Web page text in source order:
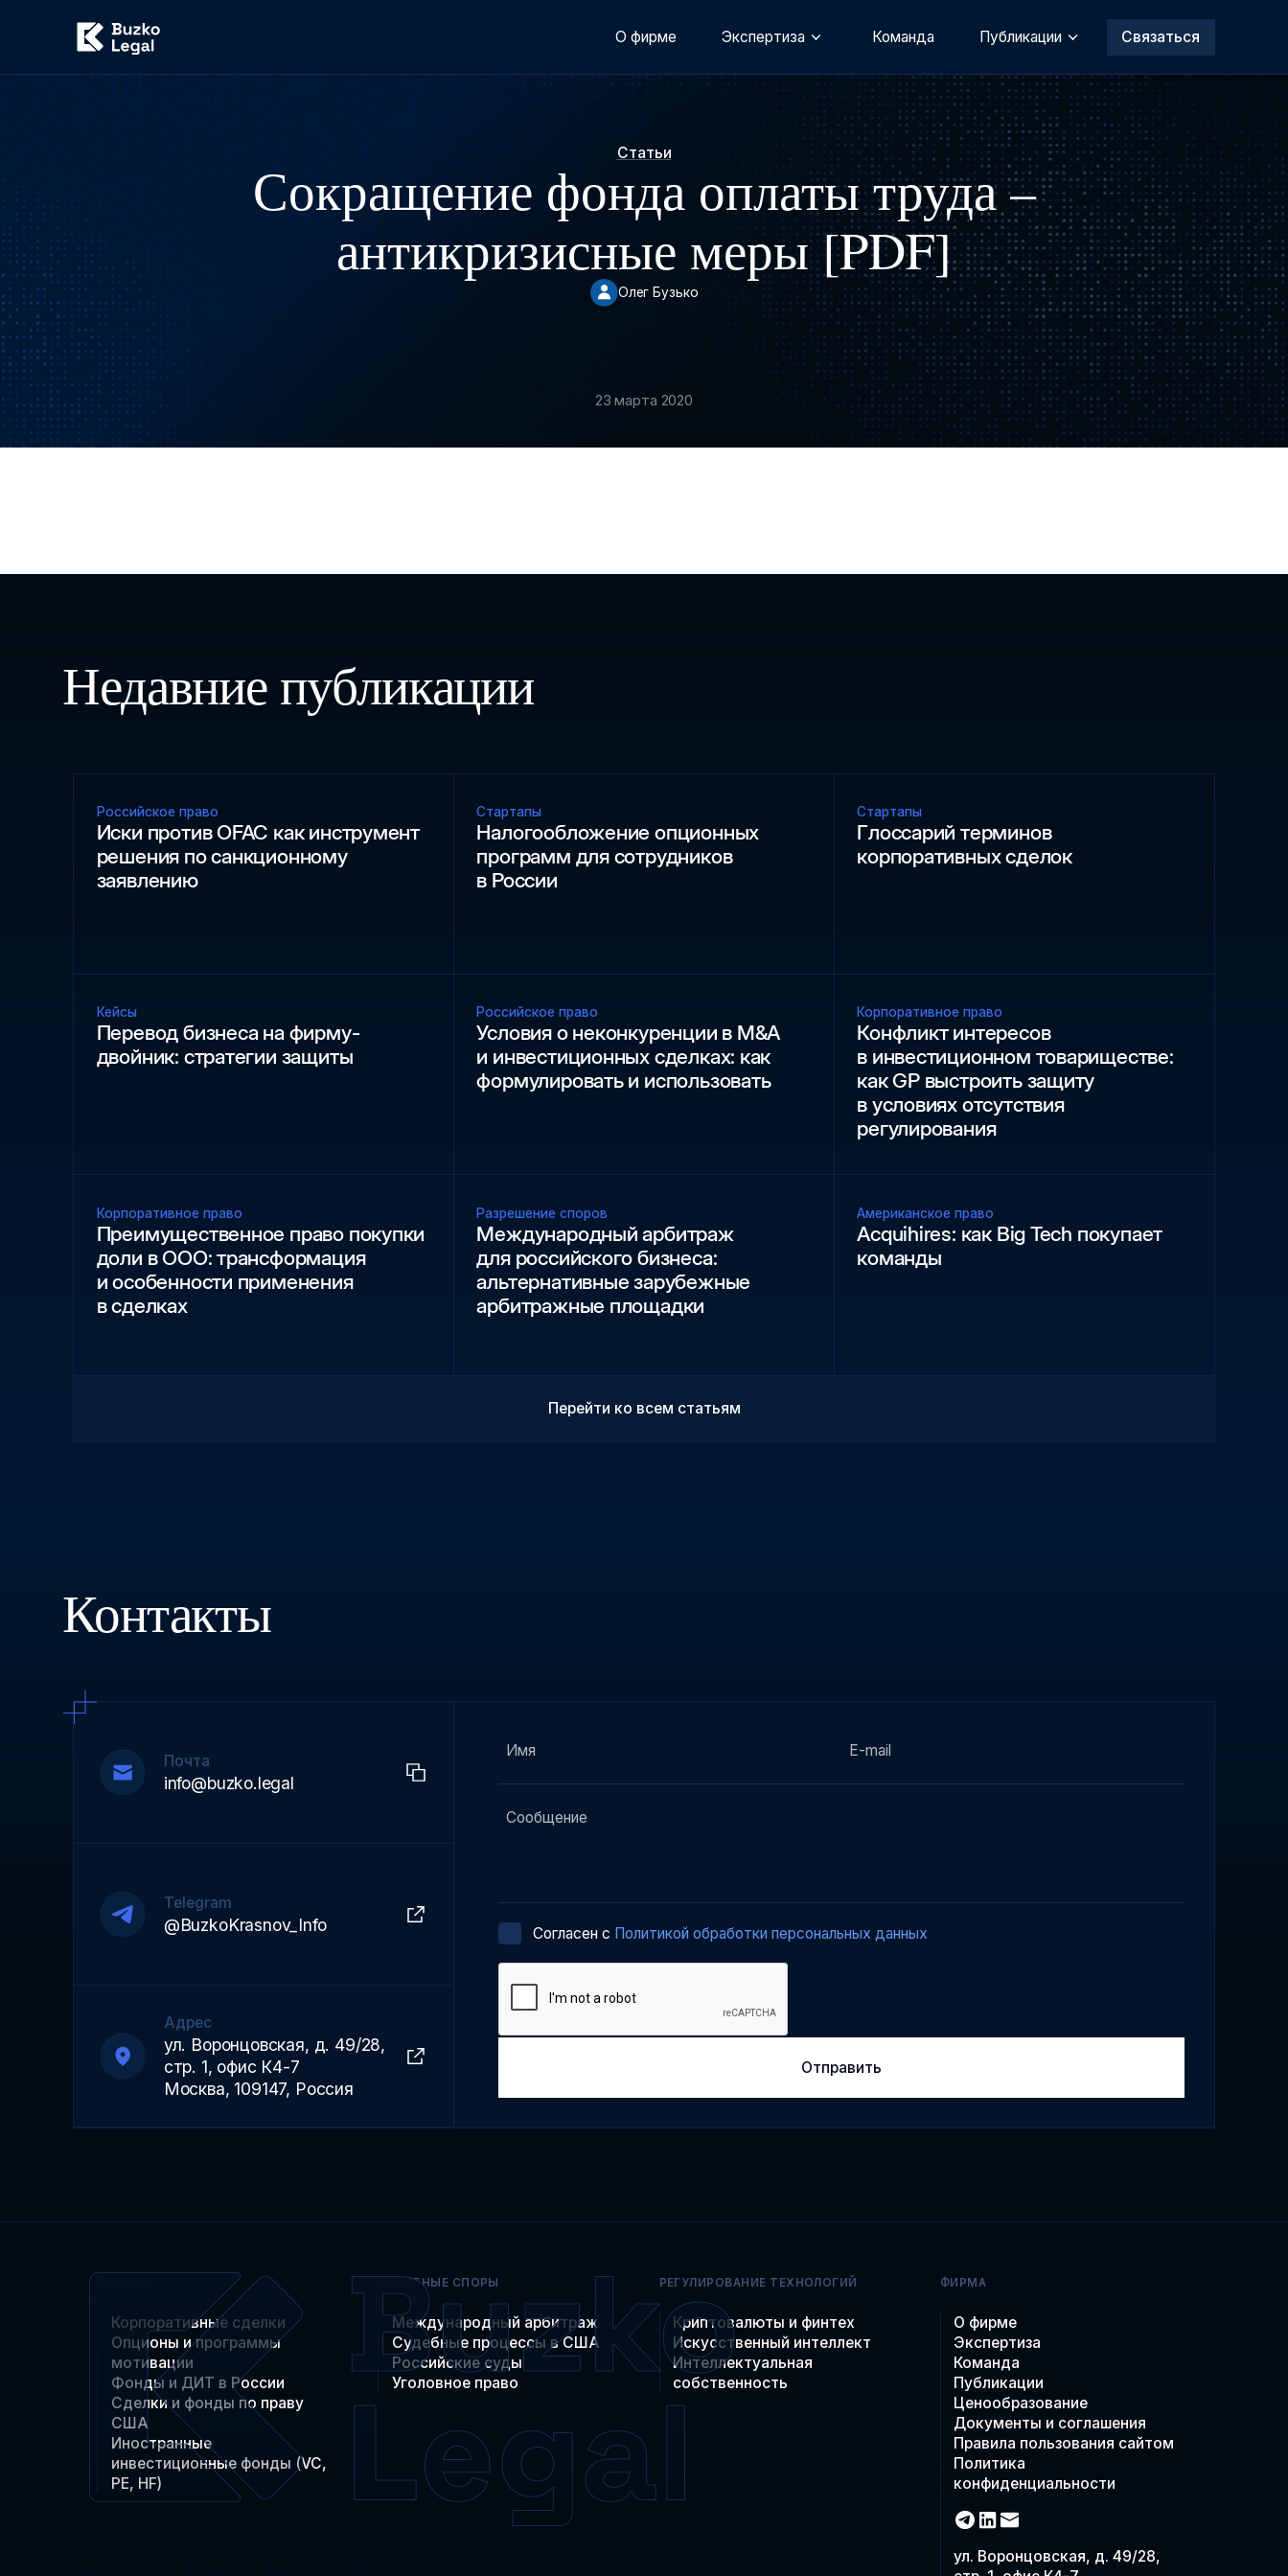
О фирме Экспертиза Команда Публикации Связаться
Статьи
Сокращение фонда оплаты труда –
антикризисные меры [PDF]
Олег Бузько
23 марта 2020
Недавние публикации
Российское право
Иски против OFAC как инструмент
решения по санкционному
заявлению
Стартапы
Налогообложение опционных
программ для сотрудников
в России
Стартапы
Глоссарий терминов
корпоративных сделок
Кейсы
Перевод бизнеса на фирму-
двойник: стратегии защиты
Российское право
Условия о неконкуренции в M&A
и инвестиционных сделках: как
формулировать и использовать
Корпоративное право
Конфликт интересов
в инвестиционном товариществе:
как GP выстроить защиту
в условиях отсутствия
регулирования
Корпоративное право
Преимущественное право покупки
доли в ООО: трансформация
и особенности применения
в сделках
Разрешение споров
Международный арбитраж
для российского бизнеса:
альтернативные зарубежные
арбитражные площадки
Американское право
Acquihires: как Big Tech покупает
команды
Перейти ко всем статьям
Контакты
Почта
info@buzko.legal
Telegram
@BuzkoKrasnov_Info
Адрес
ул. Воронцовская, д. 49/28,
стр. 1, офис К4-7
Москва, 109147, Россия
Cогласен с Политикой обработки персональных данных
Корпоративные сделки
Опционы и программы
мотивации
Фонды и ДИТ в России
Сделки и фонды по праву
США
Иностранные
инвестиционные фонды (VC,
PE, HF)
СУДЕБНЫЕ СПОРЫ
Международный арбитраж
Судебные процессы в США
Российские суды
Уголовное право
РЕГУЛИРОВАНИЕ ТЕХНОЛОГИЙ
Криптовалюты и финтех
Искусственный интеллект
Интеллектуальная
собственность
ФИРМА
О фирме
Экспертиза
Команда
Публикации
Ценообразование
Документы и соглашения
Правила пользования сайтом
Политика
конфиденциальности
ул. Воронцовская, д. 49/28,